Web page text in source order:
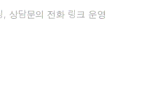
, 상담문의 전화 링크 운영